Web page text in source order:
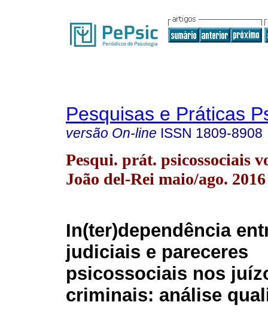
Pesquisas e Práticas
versão On-line ISSN 1809-8908
Pesqui. prát. psicossociais
João del-Rei maio/ago. 2016
In(ter)dependência
judiciais e pareceres
psicossociais nos
criminais: análise